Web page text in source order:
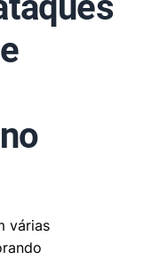
várias